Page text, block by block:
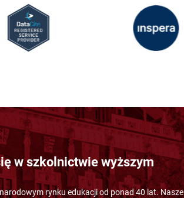
w szkolnictwie wyższym
rynku edukacji od ponad 40 lat. Nasze